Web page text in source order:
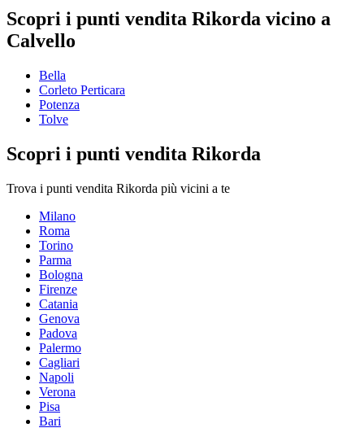
Scopri i punti vendita Rikorda vicino a
Calvello
Bella
Corleto Perticara
Potenza
Tolve
Scopri i punti vendita Rikorda
Trova i punti vendita Rikorda più vicini a te
Milano
Roma
Torino
Parma
Bologna
Firenze
Catania
Genova
Padova
Palermo
Cagliari
Napoli
Verona
Pisa
Bari